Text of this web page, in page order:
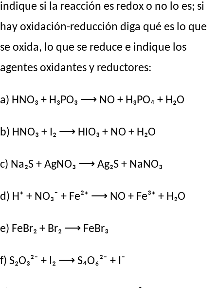
indique si la reacción es redox o no lo es; si
hay oxidación-reducción diga qué es lo que
se oxida, lo que se reduce e indique los
agentes oxidantes y reductores:
a) HNO₃ + H₃PO₃ ⟶ NO + H₃PO₄ + H₂O
b) HNO₃ + I₂ ⟶ HIO₃ + NO + H₂O
c) Na₂S + AgNO₃ ⟶ Ag₂S + NaNO₃
d) H⁺ + NO₃⁻ + Fe²⁺ ⟶ NO + Fe³⁺ + H₂O
e) FeBr₂ + Br₂ ⟶ FeBr₃
f) S₂O₃²⁻ + I₂ ⟶ S₄O₆²⁻ + I⁻